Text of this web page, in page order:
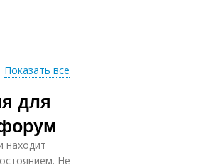
Показать все
для
находит
Не